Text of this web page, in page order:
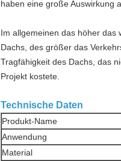
haben eine große Auswirkung
Im allgemeinen das höher das
Dachs, des größer das
Tragfähigkeit des Dachs, das
Projekt kostete.
Technische Daten
Produkt-Name
Anwendung
Material